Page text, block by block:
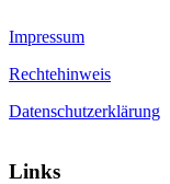
Impressum
Rechtehinweis
Datenschutzerklärung
Links